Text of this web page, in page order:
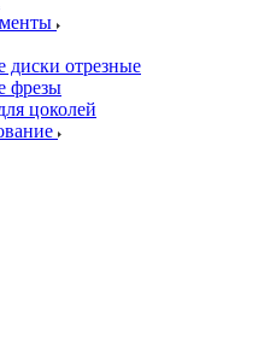
диски отрезные
фрезы
цоколей